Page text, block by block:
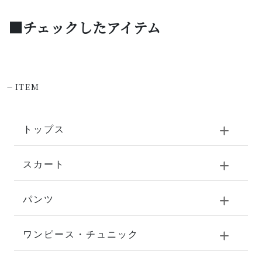
■チェックしたアイテム
-ITEM
トップス
スカート
パンツ
ワンピース・チュニック